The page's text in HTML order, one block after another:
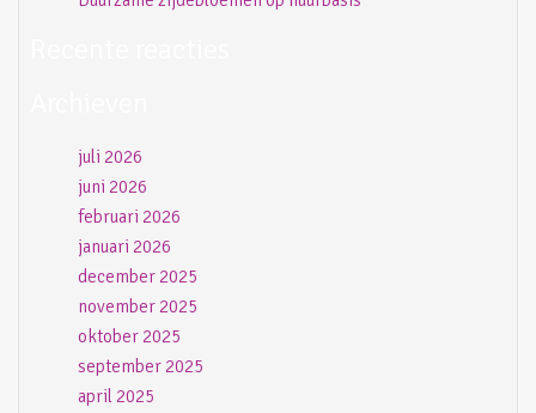
juli 2026
juni 2026
februari 2026
januari 2026
december 2025
november 2025
oktober 2025
september 2025
april 2025